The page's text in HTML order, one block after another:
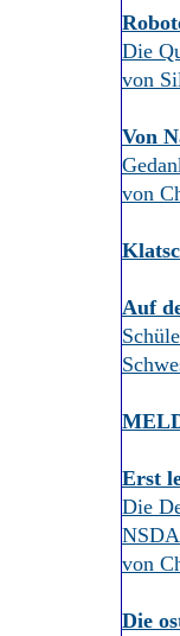
Die
von
Von
von
Auf
Erst
Die
von
Die